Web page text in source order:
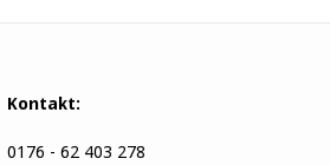
Kontakt:
0176 - 62 403 278